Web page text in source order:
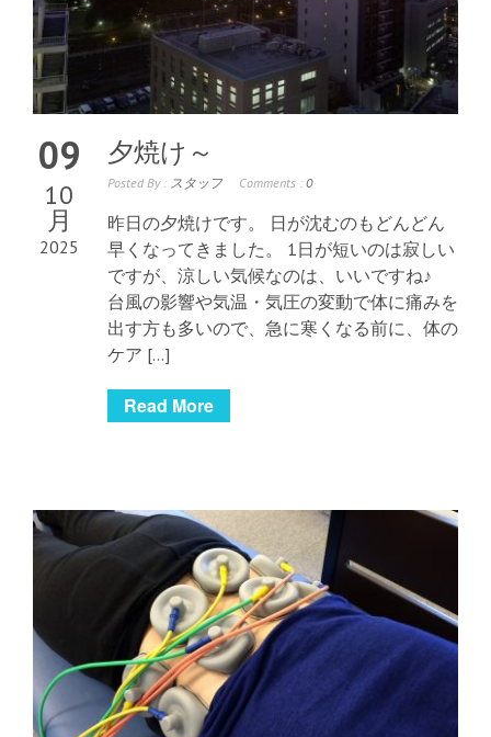
09
10
月
2025
夕焼け～
Posted By : スタッフ Comments : 0
昨日の夕焼けです。 日が沈むのもどんどん
早くなってきました。 1日が短いのは寂しい
ですが、涼しい気候なのは、いいですね♪
台風の影響や気温・気圧の変動で体に痛みを
出す方も多いので、急に寒くなる前に、体の
ケア […]
Read More